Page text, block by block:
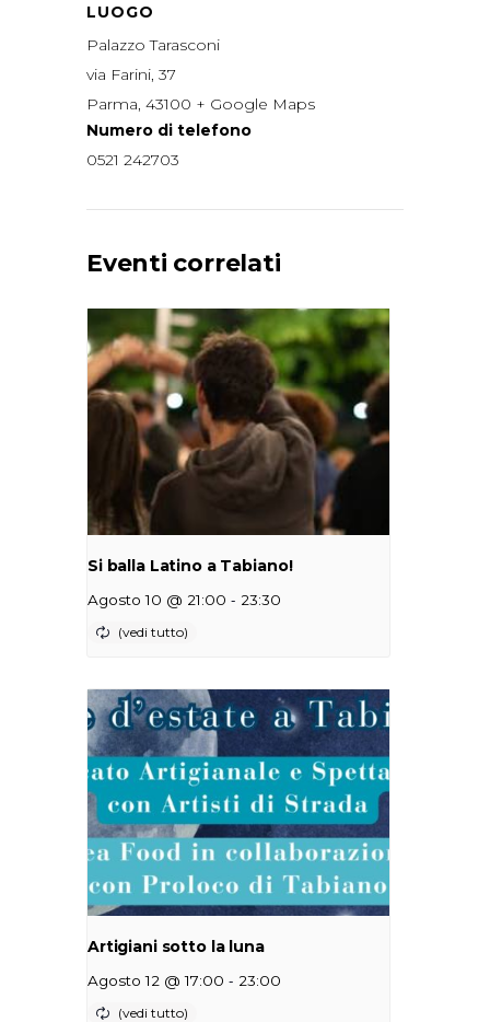
LUOGO
Palazzo Tarasconi
via Farini, 37
Parma 43100 + Google Maps
Numero di telefono
0521 242703
Eventi correlati
Si balla Latino a Tabiano!
Agosto 10 @ 21:00 - 23:30
Artigiani sotto la luna
Agosto 12 @ 17:00 - 23:00